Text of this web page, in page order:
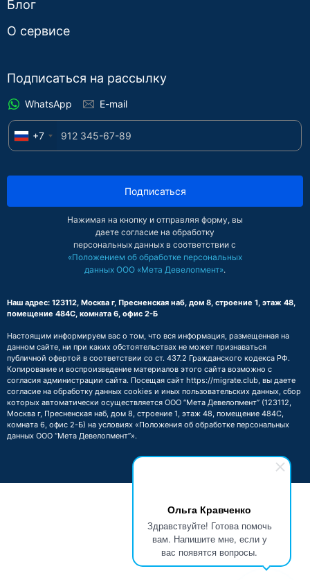
Ольга Кравченко
Здравствуйте! Готова помочь
вам. Напишите мне, если у
вас появятся вопросы.
Блог
О сервисе
Подписаться на рассылку
WhatsApp E-mail
+7
Подписаться
Нажимая на кнопку и отправляя форму, вы
даете согласие на обработку
персональных данных в соответствии с
«Положением об обработке персональных
данных ООО «Мета Девелопмент».
Наш адрес: 123112, Москва г, Пресненская наб, дом 8, строение 1, этаж 48,
помещение 484С, комната 6, офис 2-Б
Настоящим информируем вас о том, что вся информация, размещенная на
данном сайте, ни при каких обстоятельствах не может признаваться
публичной офертой в соответствии со ст. 437.2 Гражданского кодекса РФ.
Копирование и воспроизведение материалов этого сайта возможно с
согласия администрации сайта. Посещая сайт https://migrate.club, вы даете
согласие на обработку данных cookies и иных пользовательских данных, сбор
которых автоматически осуществляется ООО “Мета Девелопмент” (123112,
Москва г, Пресненская наб, дом 8, строение 1, этаж 48, помещение 484С,
комната 6, офис 2-Б) на условиях «Положения об обработке персональных
данных ООО “Мета Девелопмент”».